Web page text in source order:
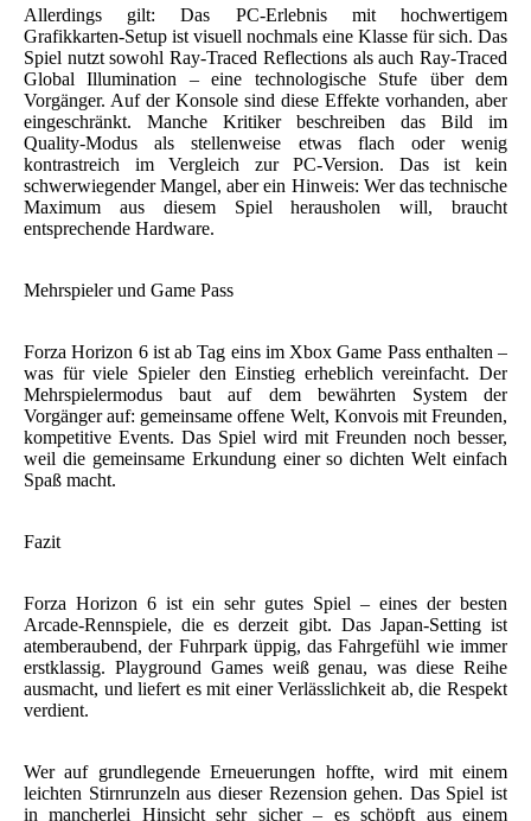
Allerdings gilt: Das PC-Erlebnis mit hochwertigem
Grafikkarten-Setup ist visuell nochmals eine Klasse für sich. Das
Spiel nutzt sowohl Ray-Traced Reflections als auch Ray-Traced
Global Illumination – eine technologische Stufe über dem
Vorgänger. Auf der Konsole sind diese Effekte vorhanden, aber
eingeschränkt. Manche Kritiker beschreiben das Bild im
Quality-Modus als stellenweise etwas flach oder wenig
kontrastreich im Vergleich zur PC-Version. Das ist kein
schwerwiegender Mangel, aber ein Hinweis: Wer das technische
Maximum aus diesem Spiel herausholen will, braucht
entsprechende Hardware.
Mehrspieler und Game Pass
Forza Horizon 6 ist ab Tag eins im Xbox Game Pass enthalten –
was für viele Spieler den Einstieg erheblich vereinfacht. Der
Mehrspielermodus baut auf dem bewährten System der
Vorgänger auf: gemeinsame offene Welt, Konvois mit Freunden,
kompetitive Events. Das Spiel wird mit Freunden noch besser,
weil die gemeinsame Erkundung einer so dichten Welt einfach
Spaß macht.
Fazit
Forza Horizon 6 ist ein sehr gutes Spiel – eines der besten
Arcade-Rennspiele, die es derzeit gibt. Das Japan-Setting ist
atemberaubend, der Fuhrpark üppig, das Fahrgefühl wie immer
erstklassig. Playground Games weiß genau, was diese Reihe
ausmacht, und liefert es mit einer Verlässlichkeit ab, die Respekt
verdient.
Wer auf grundlegende Erneuerungen hoffte, wird mit einem
leichten Stirnrunzeln aus dieser Rezension gehen. Das Spiel ist
in mancherlei Hinsicht sehr sicher – es schöpft aus einem